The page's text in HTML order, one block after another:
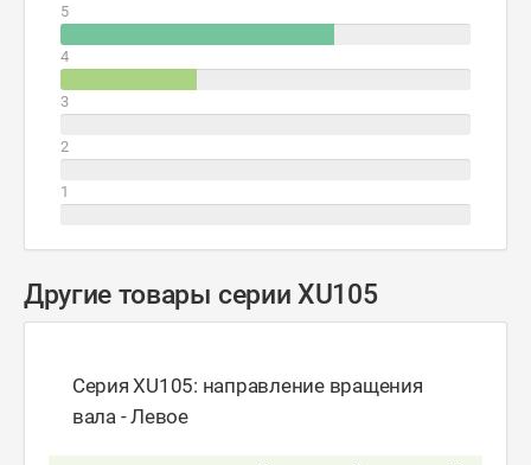
5
4
3
2
1
Другие товары серии XU105
Серия XU105: направление вращения
вала - Левое